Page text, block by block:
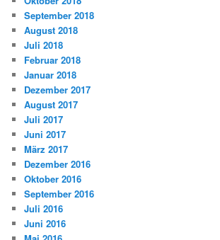
September 2018
August 2018
Juli 2018
Februar 2018
Januar 2018
Dezember 2017
August 2017
Juli 2017
Juni 2017
März 2017
Dezember 2016
Oktober 2016
September 2016
Juli 2016
Juni 2016